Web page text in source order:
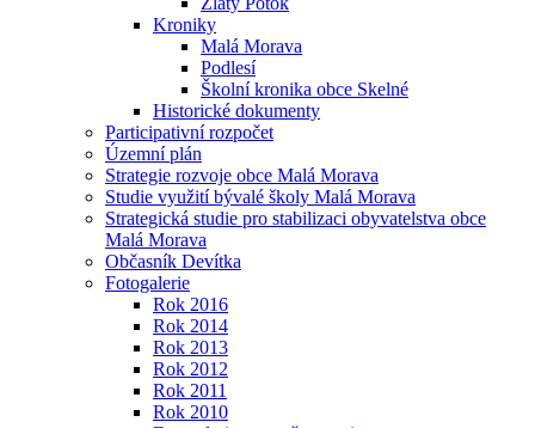
Kroniky
Malá Morava
Podlesí
Školní kronika obce Skelné
Historické dokumenty
Participativní rozpočet
Územní plán
Strategie rozvoje obce Malá Morava
Studie využití bývalé školy Malá Morava
Strategická studie pro stabilizaci obyvatelstva obce
Malá Morava
Občasník Devítka
Fotogalerie
Rok 2016
Rok 2014
Rok 2013
Rok 2012
Rok 2011
Rok 2010